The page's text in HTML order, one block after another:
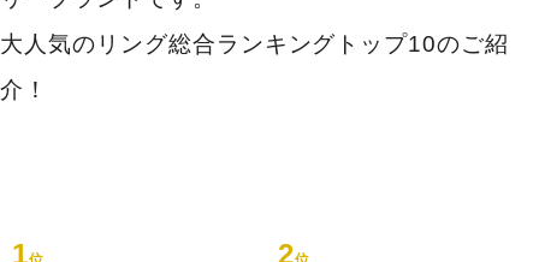
大人気のリング総合ランキングトップ10のご紹
介！
1 2